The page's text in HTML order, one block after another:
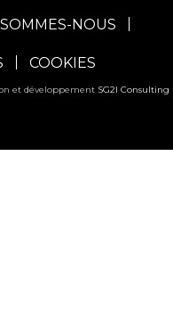
NOUS
COOKIES
et développement SG2I Consulting